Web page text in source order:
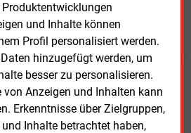
und Inhalte können
Profil personalisiert werden.
hinzugefügt werden, um
besser zu personalisieren.
von Anzeigen und Inhalten kann
Erkenntnisse über Zielgruppen,
Inhalte betrachtet haben,
die Kundenkommunikation auf eine
aber ist dabei unverzichtbar.
Dienstag, 19.09.2023, 11:22
bei Industriepark-Versorgung auf